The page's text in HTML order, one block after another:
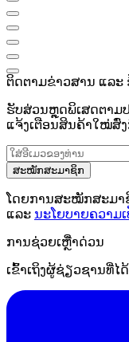
ຕິດຕາມຂ່າວສານ ແລະ
ຮັບສ່ວນຫຼຸດພິເສດຕາມ
ແຈ້ງເຕືອນສິນຄ້າໃໝ່ສົ່ງ
ສະໝັກສະມາຊິກ
ໂດຍການສະໝັກສະມາ
ແລະ ນະໂຍບາຍຄວາມ
ການຊ່ວຍເຫຼືໍາດ່ວນ
ເຂົ້າເຖິງຜູ້ຊ່ຽວຊານທີ່ໄ